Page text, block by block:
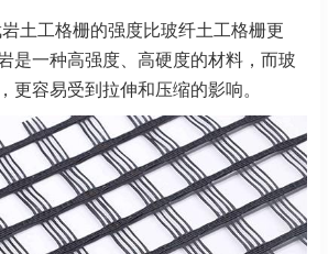
土工格栅的强度比玻纤土工格栅更
是一种高强度、高硬度的材料，而玻
更容易受到拉伸和压缩的影响。